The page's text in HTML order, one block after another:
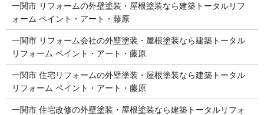
一関市 リフォームの外壁塗装・屋根塗装なら建築トータルリフ
ォーム ペイント・アート・藤原
一関市 リフォーム会社の外壁塗装・屋根塗装なら建築トータル
リフォーム ペイント・アート・藤原
一関市 住宅リフォームの外壁塗装・屋根塗装なら建築トータル
リフォーム ペイント・アート・藤原
一関市 住宅改修の外壁塗装・屋根塗装なら建築トータルリフォ